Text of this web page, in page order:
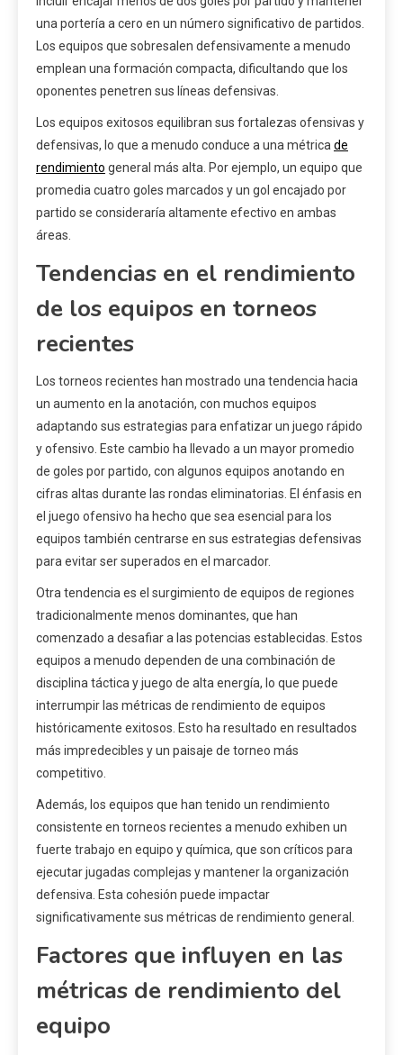
una portería a cero en un número significativo de partidos.
Los equipos que sobresalen defensivamente a menudo
emplean una formación compacta, dificultando que los
oponentes penetren sus líneas defensivas.
Los equipos exitosos equilibran sus fortalezas ofensivas y
defensivas, lo que a menudo conduce a una métricade
rendimiento general más alta. Por ejemplo, un equipo que
promedia cuatro goles marcados y un gol encajado por
partido se consideraría altamente efectivo en ambas
áreas.
Tendencias en el rendimiento
de los equipos en torneos
recientes
Los torneos recientes han mostrado una tendencia hacia
un aumento en la anotación, con muchos equipos
adaptando sus estrategias para enfatizar un juego rápido
y ofensivo. Este cambio ha llevado a un mayor promedio
de goles por partido, con algunos equipos anotando en
cifras altas durante las rondas eliminatorias. El énfasis en
el juego ofensivo ha hecho que sea esencial para los
equipos también centrarse en sus estrategias defensivas
para evitar ser superados en el marcador.
Otra tendencia es el surgimiento de equipos de regiones
tradicionalmente menos dominantes, que han
comenzado a desafiar a las potencias establecidas. Estos
equipos a menudo dependen de una combinación de
disciplina táctica y juego de alta energía, lo que puede
interrumpir las métricas de rendimiento de equipos
históricamente exitosos. Esto ha resultado en resultados
más impredecibles y un paisaje de torneo más
competitivo.
Además, los equipos que han tenido un rendimiento
consistente en torneos recientes a menudo exhiben un
fuerte trabajo en equipo y química, que son críticos para
ejecutar jugadas complejas y mantener la organización
defensiva. Esta cohesión puede impactar
significativamente sus métricas de rendimiento general.
Factores que influyen en las
métricas de rendimiento del
equipo